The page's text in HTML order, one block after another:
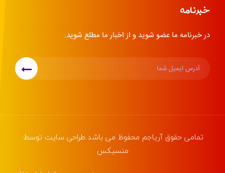
خبرنامه
در خبرنامه ما عضو شوید و از اخبار ما مطلع شوید.
تمامی حقوقآریاجم محفوظ می باشد.طراحی سایت توسط:
منسیکس